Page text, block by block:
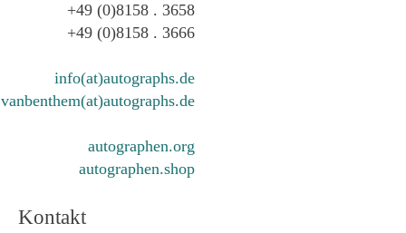
+49 (0)8158 . 3658
+49 (0)8158 . 3666
info(at)autographs.de
vanbenthem(at)autographs.de
autographen.org
autographen.shop
Kontakt